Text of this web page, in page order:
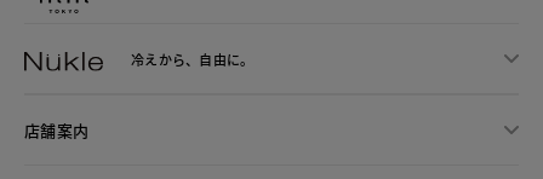
冷えから、 自由に。
店舗案内